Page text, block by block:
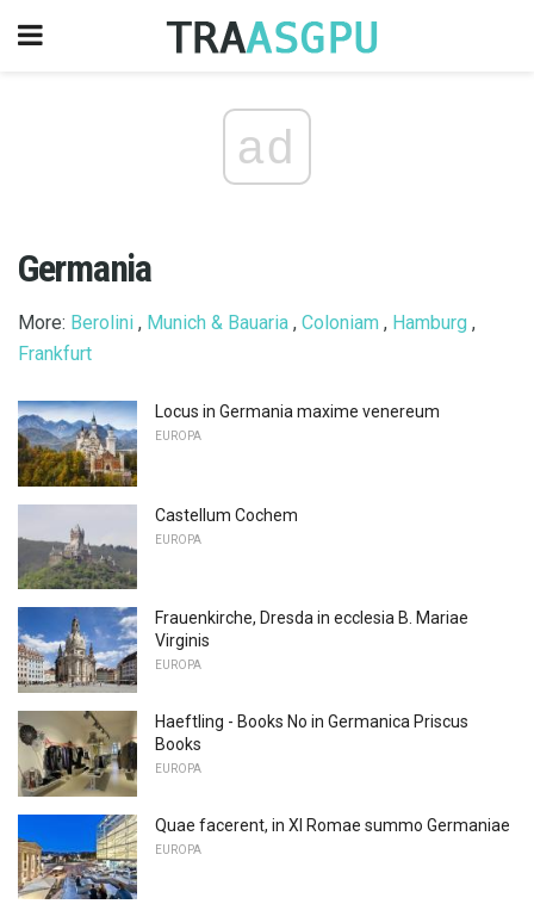
ad
Germania
More: Berolini , Munich & Bauaria , Coloniam , Hamburg ,
Frankfurt
Locus in Germania maxime venereum
EUROPA
Castellum Cochem
EUROPA
Frauenkirche, Dresda in ecclesia B. Mariae
Virginis
EUROPA
Haeftling - Books No in Germanica Priscus
Books
EUROPA
Quae facerent, in XI Romae summo Germaniae
EUROPA